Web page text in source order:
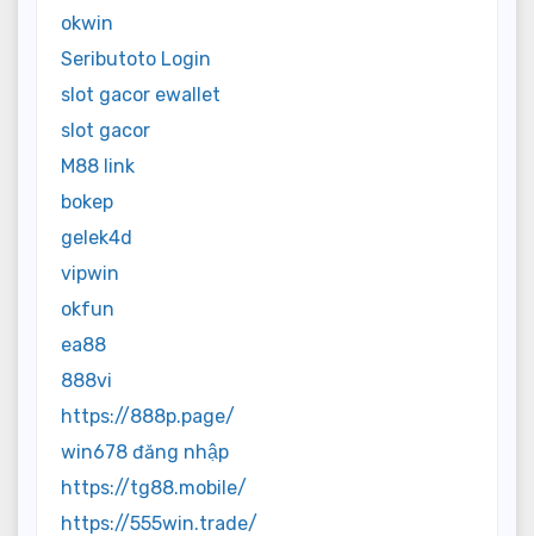
okwin
Seributoto Login
slot gacor ewallet
slot gacor
M88 link
bokep
gelek4d
vipwin
okfun
ea88
888vi
https://888p.page/
win678 đăng nhập
https://tg88.mobile/
https://555win.trade/